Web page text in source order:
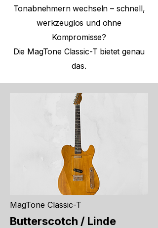
Tonabnehmern wechseln – schnell,
werkzeuglos und ohne
Kompromisse?
Die MagTone Classic-T bietet genau
das.
MagTone Classic-T
Butterscotch / Linde